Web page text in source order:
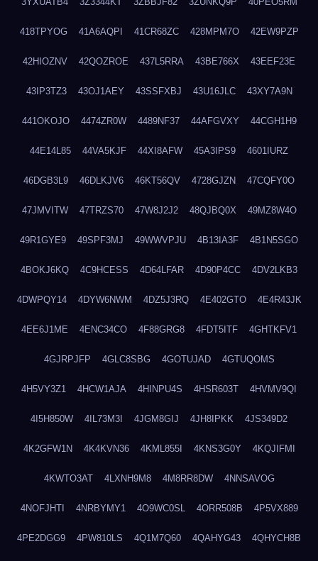
418TPYOG 41A6AQPI 41CR68ZC 428MPM7O 42EW9PZP
42HIOZNV 42QOZROE 437L5RRA 43BE766X 43EEF23E
43IP3TZ3 43OJ1AEY 43SSFXBJ 43U16JLC 43XY7A9N
441OKOJO 4474ZR0W 4489NF37 44AFGVXY 44CGH1H9
44E14L85 44VA5KJF 44XI8AFW 45A3IPS9 4601IURZ
46DGB3L9 46DLKJV6 46KT56QV 4728GJZN 47CQFY0O
47JMVITW 47TRZS70 47W8J2J2 48QJBQ0X 49MZ8W4O
49R1GYE9 49SPF3MJ 49WWVPJU 4B13IA3F 4B1N5SGO
4BOKJ6KQ 4C9HCESS 4D64LFAR 4D90P4CC 4DV2LKB3
4DWPQY14 4DYW6NWM 4DZ5J3RQ 4E402GTO 4E4R43JK
4EE6J1ME 4ENC34CO 4F88GRG8 4FDT5ITF 4GHTKFV1
4GJRPJFP 4GLC8SBG 4GOTUJAD 4GTUQOMS
4H5VY3Z1 4HCW1AJA 4HINPU4S 4HSR603T 4HVMV9QI
4I5H850W 4IL73M3I 4JGM8GIJ 4JH8IPKK 4JS349D2
4K2GFW1N 4K4KVN36 4KML855I 4KNS3G0Y 4KQJIFMI
4KWTO3AT 4LXNH9M8 4M8RR8DW 4NNSAVOG
4NOFJHTI 4NRBYMY1 4O9WC0SL 4ORR508B 4P5VX889
4PE2DGG9 4PW810LS 4Q1M7Q60 4QAHYG43 4QHYCH8B